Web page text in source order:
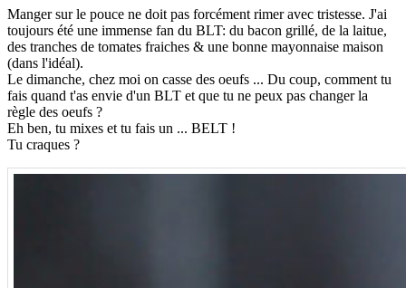
Manger sur le pouce ne doit pas forcément rimer avec tristesse. J'ai
toujours été une immense fan du BLT: du bacon grillé, de la laitue,
des tranches de tomates fraiches & une bonne mayonnaise maison
(dans l'idéal).
Le dimanche, chez moi on casse des oeufs ... Du coup, comment tu
fais quand t'as envie d'un BLT et que tu ne peux pas changer la
règle des oeufs ?
Eh ben, tu mixes et tu fais un ... BELT !
Tu craques ?